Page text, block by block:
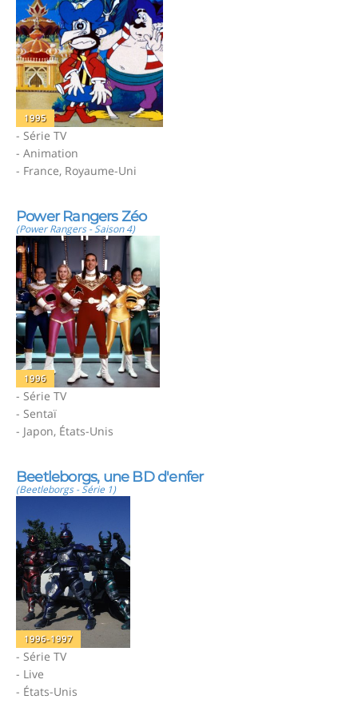
1995
- Série TV
- Animation
- France, Royaume-Uni
Power Rangers Zéo
(Power Rangers - Saison 4)
1996
- Série TV
- Sentaï
- Japon, États-Unis
Beetleborgs, une BD d'enfer
(Beetleborgs - Série 1)
1996-1997
- Série TV
- Live
- États-Unis